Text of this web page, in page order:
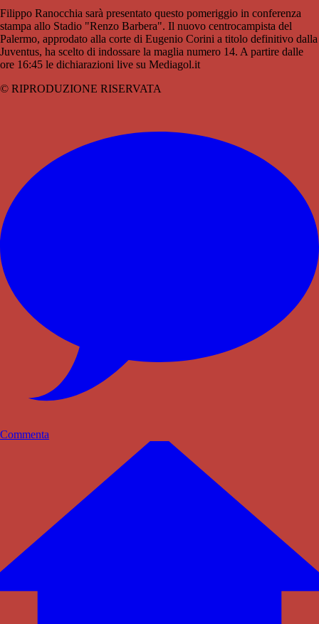
Filippo Ranocchia sarà presentato questo pomeriggio in conferenza
stampa allo Stadio "Renzo Barbera". Il nuovo centrocampista del
Palermo, approdato alla corte di Eugenio Corini a titolo definitivo dalla
Juventus, ha scelto di indossare la maglia numero 14. A partire dalle
ore 16:45 le dichiarazioni live su Mediagol.it
© RIPRODUZIONE RISERVATA
Commenta